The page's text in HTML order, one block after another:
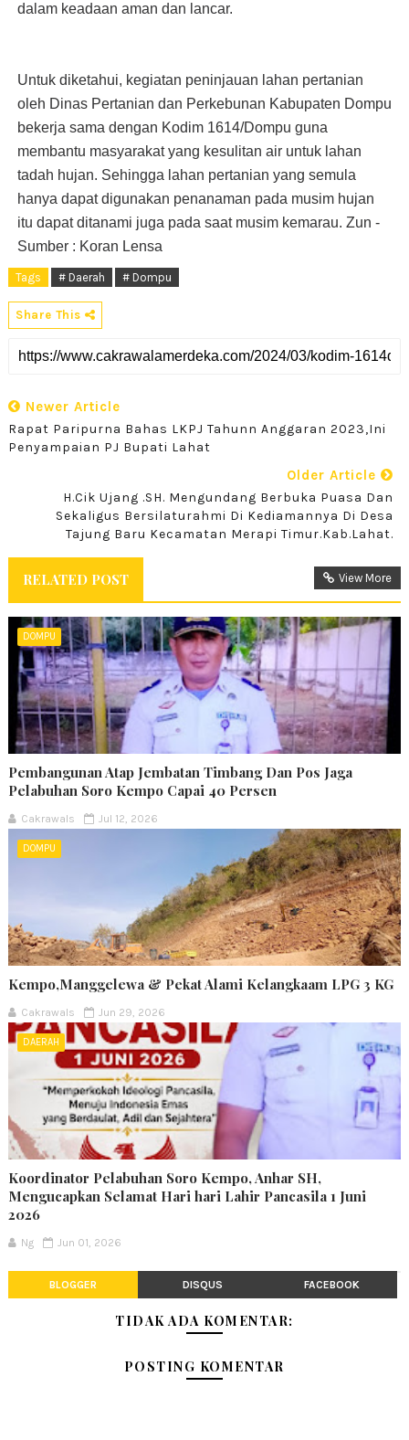
dalam keadaan aman dan lancar.
Untuk diketahui, kegiatan peninjauan lahan pertanian
oleh Dinas Pertanian dan Perkebunan Kabupaten Dompu
bekerja sama dengan Kodim 1614/Dompu guna
membantu masyarakat yang kesulitan air untuk lahan
tadah hujan. Sehingga lahan pertanian yang semula
hanya dapat digunakan penanaman pada musim hujan
itu dapat ditanami juga pada saat musim kemarau. Zun -
Sumber : Koran Lensa
Tags # Daerah # Dompu
Share This
Newer Article
Rapat Paripurna Bahas LKPJ Tahunn Anggaran 2023,Ini
Penyampaian PJ Bupati Lahat
Older Article
H.Cik Ujang .SH. Mengundang Berbuka Puasa Dan
Sekaligus Bersilaturahmi Di Kediamannya Di Desa
Tajung Baru Kecamatan Merapi Timur.Kab.Lahat.
RELATED POST View More
DOMPU
Pembangunan Atap Jembatan Timbang Dan Pos Jaga
Pelabuhan Soro Kempo Capai 40 Persen
Cakrawals Jul 12, 2026
DOMPU
Kempo,Manggelewa & Pekat Alami Kelangkaam LPG 3 KG
Cakrawals Jun 29, 2026
DAERAH
Koordinator Pelabuhan Soro Kempo, Anhar SH,
Mengucapkan Selamat Hari hari Lahir Pancasila 1 Juni
2026
Ng Jun 01, 2026
BLOGGER DISQUS FACEBOOK
TIDAK ADA KOMENTAR:
POSTING KOMENTAR